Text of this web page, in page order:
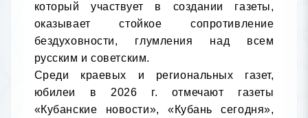
который участвует в создании газеты,
оказывает стойкое сопротивление
бездуховности, глумления над всем
русским и советским.
Среди краевых и региональных газет,
юбилеи в 2026 г. отмечают газеты
«Кубанские новости», «Кубань сегодня»,